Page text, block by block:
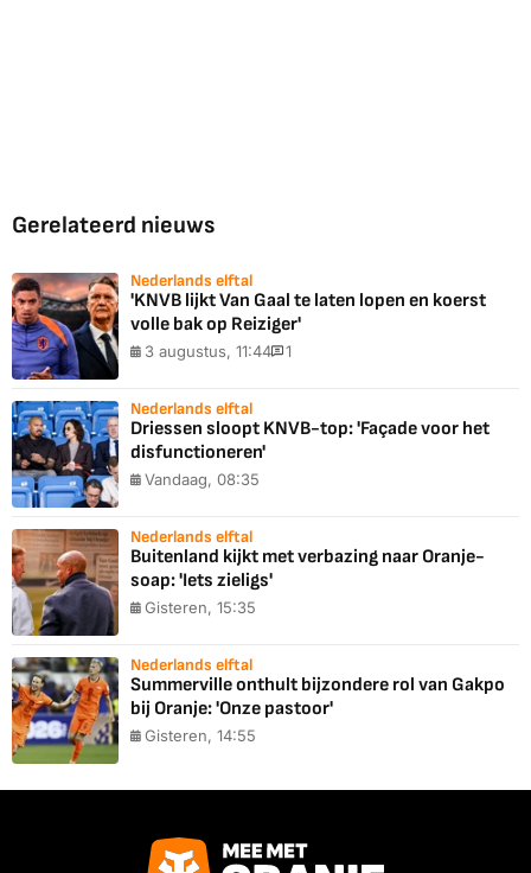
Gerelateerd nieuws
Nederlands elftal
'KNVB lijkt Van Gaal te laten lopen en koerst
volle bak op Reiziger'
3 augustus, 11:44 1
Nederlands elftal
Driessen sloopt KNVB-top: 'Façade voor het
disfunctioneren'
Vandaag, 08:35
Nederlands elftal
Buitenland kijkt met verbazing naar Oranje-
soap: 'Iets zieligs'
Gisteren, 15:35
Nederlands elftal
Summerville onthult bijzondere rol van Gakpo
bij Oranje: 'Onze pastoor'
Gisteren, 14:55